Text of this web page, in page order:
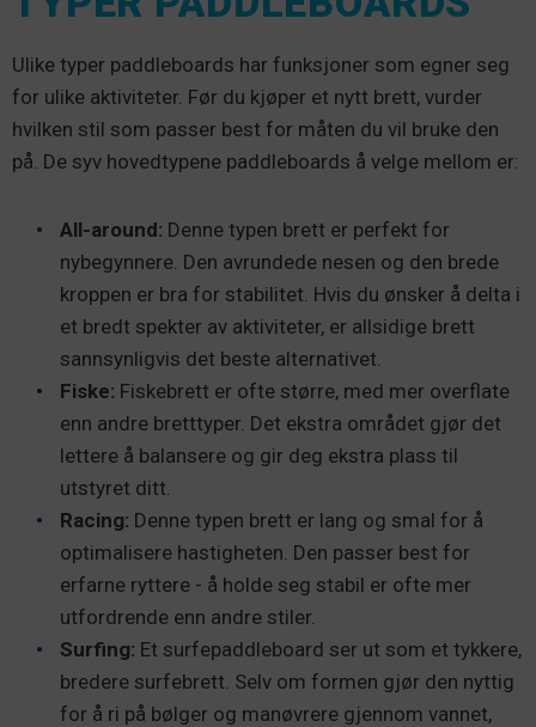
Ulike typer paddleboards har funksjoner som egner seg
for ulike aktiviteter. Før du kjøper et nytt brett, vurder
hvilken stil som passer best for måten du vil bruke den
på. De syv hovedtypene paddleboards å velge mellom er:
All-around: Denne typen brett er perfekt for
nybegynnere. Den avrundede nesen og den brede
kroppen er bra for stabilitet. Hvis du ønsker å delta i
et bredt spekter av aktiviteter, er allsidige brett
sannsynligvis det beste alternativet.
Fiske: Fiskebrett er ofte større, med mer overflate
enn andre bretttyper. Det ekstra området gjør det
lettere å balansere og gir deg ekstra plass til
utstyret ditt.
Racing: Denne typen brett er lang og smal for å
optimalisere hastigheten. Den passer best for
erfarne ryttere - å holde seg stabil er ofte mer
utfordrende enn andre stiler.
Surfing: Et surfepaddleboard ser ut som et tykkere,
bredere surfebrett. Selv om formen gjør den nyttig
for å ri på bølger og manøvrere gjennom vannet,